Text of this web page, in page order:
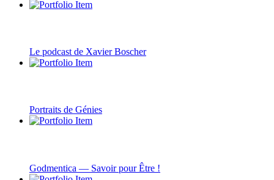
Le podcast de Xavier Boscher
Portraits de Génies
Godmentica — Savoir pour Être !